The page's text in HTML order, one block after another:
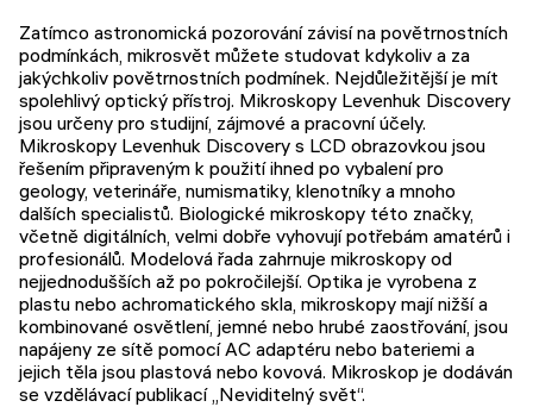
Zatímco astronomická pozorování závisí na povětrnostních
podmínkách, mikrosvět můžete studovat kdykoliv a za
jakýchkoliv povětrnostních podmínek. Nejdůležitější je mít
spolehlivý optický přístroj. Mikroskopy Levenhuk Discovery
jsou určeny pro studijní, zájmové a pracovní účely.
Mikroskopy Levenhuk Discovery s LCD obrazovkou jsou
řešením připraveným k použití ihned po vybalení pro
geology, veterináře, numismatiky, klenotníky a mnoho
dalších specialistů. Biologické mikroskopy této značky,
včetně digitálních, velmi dobře vyhovují potřebám amatérů i
profesionálů. Modelová řada zahrnuje mikroskopy od
nejjednodušších až po pokročilejší. Optika je vyrobena z
plastu nebo achromatického skla, mikroskopy mají nižší a
kombinované osvětlení, jemné nebo hrubé zaostřování, jsou
napájeny ze sítě pomocí AC adaptéru nebo bateriemi a
jejich těla jsou plastová nebo kovová. Mikroskop je dodáván
se vzdělávací publikací „Neviditelný svět“.